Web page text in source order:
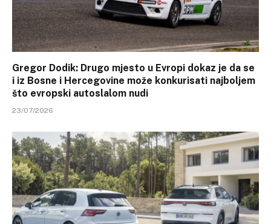
Gregor Dodik: Drugo mjesto u Evropi dokaz je da se
i iz Bosne i Hercegovine može konkurisati najboljem
što evropski autoslalom nudi
23/07/2026